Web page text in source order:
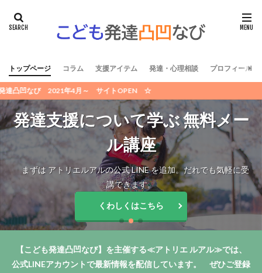
トップページ コラム 支援アイテム 発達・心理相談 プロフィール /
2021年4月～ サイトOPEN ☆
発達支援について学ぶ 無料メー
ル講座
まずは アトリエルアルの公式 LINE を追加。だれでも気軽に受
講できます。
くわしくはこちら
【こども発達凸凹なび】を主催する≪アトリエ ルアル≫では、
公式LINEアカウントで最新情報を配信しています。 ぜひご登録